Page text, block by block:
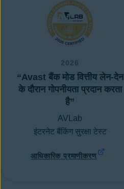
2026
“Avast बैंक मोड वित्तीय लेन-देन
के दौरान गोपनीयता प्रदान करता
है”
AVLab
इंटरनेट बैंकिंग सुरक्षा टेस्ट
आधिकारिक प्रमाणीकरण